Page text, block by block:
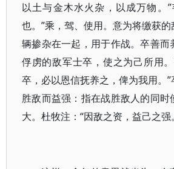
以土与金木水火杂，以成万物。
也。”乘，驾、使用。意为将缴获
辆掺杂在一起，用于作战。卒善而
俘虏的敌军士卒，使之为己所用
卒，必以恩信抚养之，俾为我用。”
胜敌而益强：指在战胜敌人的同时
大。杜牧注：“因敌之资，益己之强